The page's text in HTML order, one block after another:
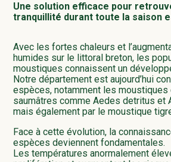
DÉPIGEONNAGE
CONTRAT SANITAIRE
Une solution efficace pour
tranquillité durant toute la saison
Avec les fortes chaleurs et
humides sur le littoral breton, les
moustiques connaissent un
Notre département est aujourd’hui
espèces, notamment les moustiques
saumâtres comme Aedes detritus et
mais également par le moustique
Face à cette évolution, la
espèces deviennent fondamentales.
Les températures anormalement